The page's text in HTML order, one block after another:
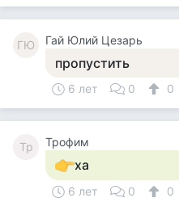
ГЮ Гай Юлий Цезарь
пропустить
6 лет 0 0
Тр Трофим
ха
6 лет 0 0